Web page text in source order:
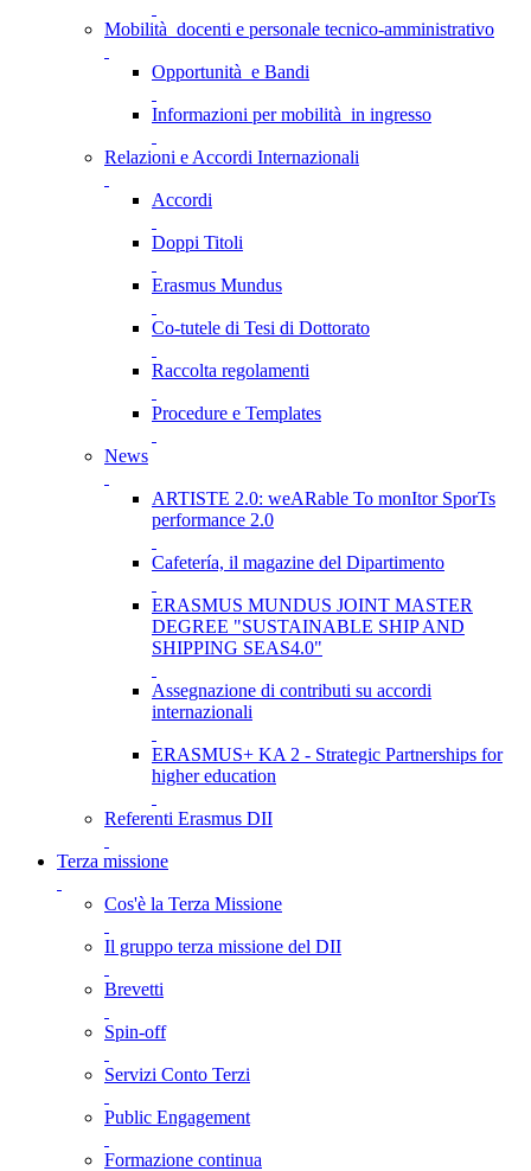
Mobilità docenti e personale tecnico-amministrativo
Opportunità e Bandi
Informazioni per mobilità in ingresso
Relazioni e Accordi Internazionali
Accordi
Doppi Titoli
Erasmus Mundus
Co-tutele di Tesi di Dottorato
Raccolta regolamenti
Procedure e Templates
News
ARTISTE 2.0: weARable To monItor SporTs
performance 2.0
Cafetería, il magazine del Dipartimento
ERASMUS MUNDUS JOINT MASTER
DEGREE "SUSTAINABLE SHIP AND
SHIPPING SEAS4.0"
Assegnazione di contributi su accordi
internazionali
ERASMUS+ KA 2 - Strategic Partnerships for
higher education
Referenti Erasmus DII
Terza missione
Cos'è la Terza Missione
Il gruppo terza missione del DII
Brevetti
Spin-off
Servizi Conto Terzi
Public Engagement
Formazione continua